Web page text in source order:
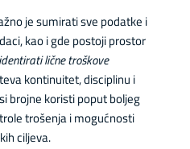
je sumirati sve podatke i
kao i gde postoji prostor
lične troškove
kontinuitet, disciplinu i
brojne koristi poput boljeg
trošenja i mogućnosti
ciljeva.